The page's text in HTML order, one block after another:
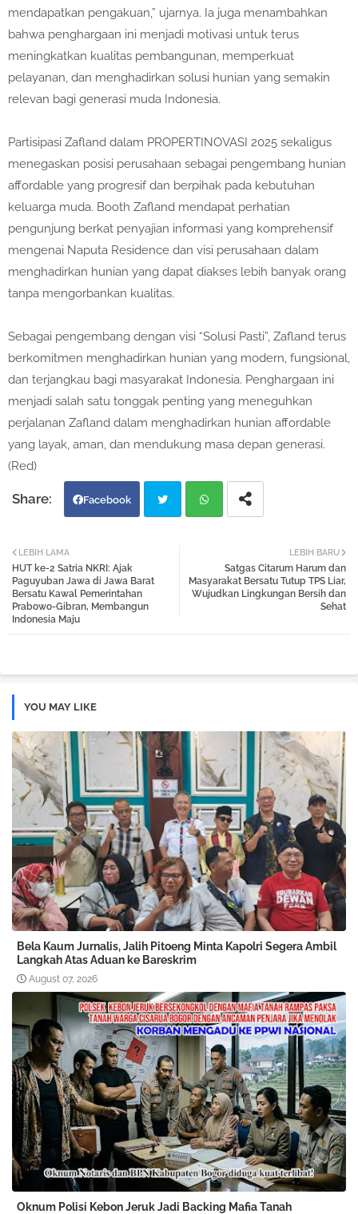
mendapatkan pengakuan,” ujarnya. Ia juga menambahkan
bahwa penghargaan ini menjadi motivasi untuk terus
meningkatkan kualitas pembangunan, memperkuat
pelayanan, dan menghadirkan solusi hunian yang semakin
relevan bagi generasi muda Indonesia.
Partisipasi Zafland dalam PROPERTINOVASI 2025 sekaligus
menegaskan posisi perusahaan sebagai pengembang hunian
affordable yang progresif dan berpihak pada kebutuhan
keluarga muda. Booth Zafland mendapat perhatian
pengunjung berkat penyajian informasi yang komprehensif
mengenai Naputa Residence dan visi perusahaan dalam
menghadirkan hunian yang dapat diakses lebih banyak orang
tanpa mengorbankan kualitas.
Sebagai pengembang dengan visi “Solusi Pasti”, Zafland terus
berkomitmen menghadirkan hunian yang modern, fungsional,
dan terjangkau bagi masyarakat Indonesia. Penghargaan ini
menjadi salah satu tonggak penting yang meneguhkan
perjalanan Zafland dalam menghadirkan hunian affordable
yang layak, aman, dan mendukung masa depan generasi.
(Red)
Facebook
LEBIH BARU
Satgas Citarum Harum dan
Masyarakat Bersatu Tutup TPS Liar,
Wujudkan Lingkungan Bersih dan
Sehat
LEBIH LAMA
HUT ke-2 Satria NKRI: Ajak
Paguyuban Jawa di Jawa Barat
Bersatu Kawal Pemerintahan
Prabowo-Gibran, Membangun
Indonesia Maju
YOU MAY LIKE
Bela Kaum Jurnalis, Jalih Pitoeng Minta Kapolri Segera Ambil
Langkah Atas Aduan ke Bareskrim
August 07, 2026
Oknum Polisi Kebon Jeruk Jadi Backing Mafia Tanah